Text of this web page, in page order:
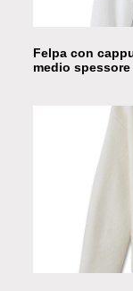
Felpa con
medio